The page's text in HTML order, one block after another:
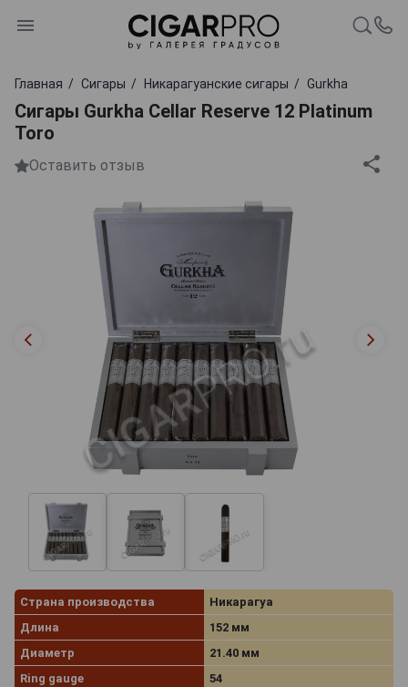
Главная Сигары Никарагуанские сигары Gurkha
Сигары Gurkha Cellar Reserve 12 Platinum
Toro
Оставить отзыв
Страна производства
Никарагуа
Длина
152 мм
Диаметр
21.40 мм
Ring gauge
54